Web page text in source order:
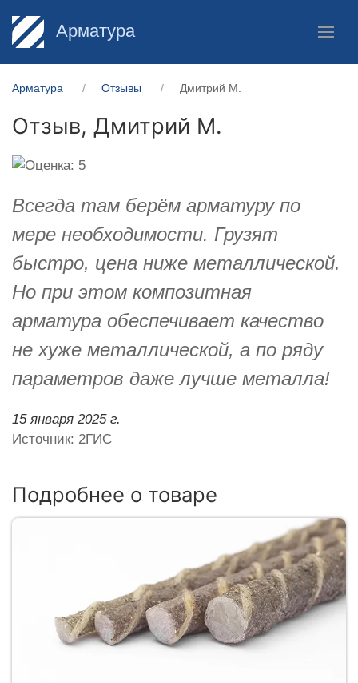
Арматура
Арматура Отзывы Дмитрий М.
Отзыв, Дмитрий М.
Всегда там берём арматуру по
мере необходимости. Грузят
быстро, цена ниже металлической.
Но при этом композитная
арматура обеспечивает качество
не хуже металлической, а по ряду
параметров даже лучше металла!
15 января 2025 г.
Источник: 2ГИС
Подробнее о товаре